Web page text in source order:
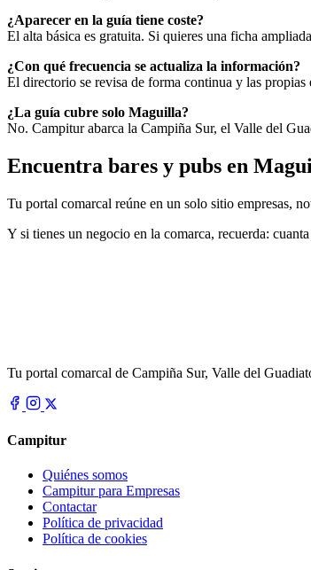
¿Aparecer en la guía tiene coste?
El alta básica es gratuita. Si quieres una ficha
¿Con qué frecuencia se actualiza la información?
El directorio se revisa de forma continua y las propias
¿La guía cubre solo Maguilla?
No. Campitur abarca la Campiña Sur, el Valle del
Encuentra bares y pubs en
Tu portal comarcal reúne en un solo sitio empresas,
Y si tienes un negocio en la comarca, recuerda:
Tu portal comarcal de Campiña Sur, Valle del
Campitur
Quiénes somos
Campitur para Empresas
Contactar
Política de privacidad
Política de cookies